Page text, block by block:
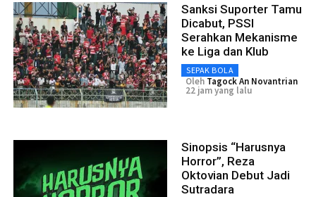
Sanksi Suporter Tamu
Dicabut, PSSI
Serahkan Mekanisme
ke Liga dan Klub
SEPAK BOLA
Oleh Tagock An Novantrian
22 jam yang lalu
Sinopsis “Harusnya
Horror”, Reza
Oktovian Debut Jadi
Sutradara